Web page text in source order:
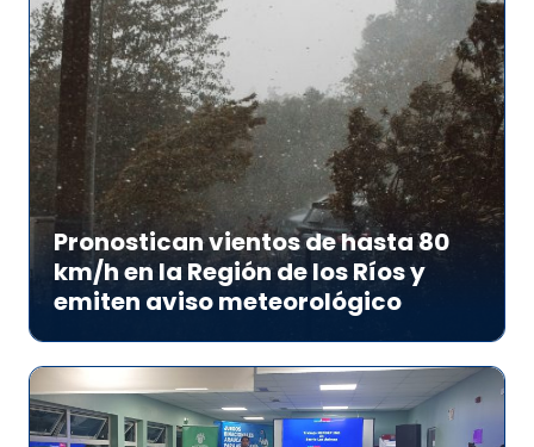
Pronostican vientos de hasta 80
km/h en la Región de los Ríos y
emiten aviso meteorológico